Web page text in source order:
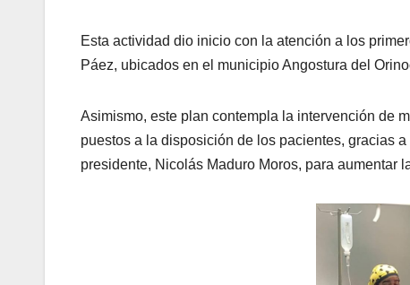
Esta actividad dio inicio con la atención a los
Páez, ubicados en el municipio Angostura del
Asimismo, este plan contempla la intervención de
puestos a la disposición de los pacientes, gracias
presidente, Nicolás Maduro Moros, para aumentar